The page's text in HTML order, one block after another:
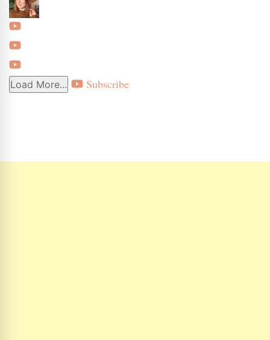
Load More... Subscribe